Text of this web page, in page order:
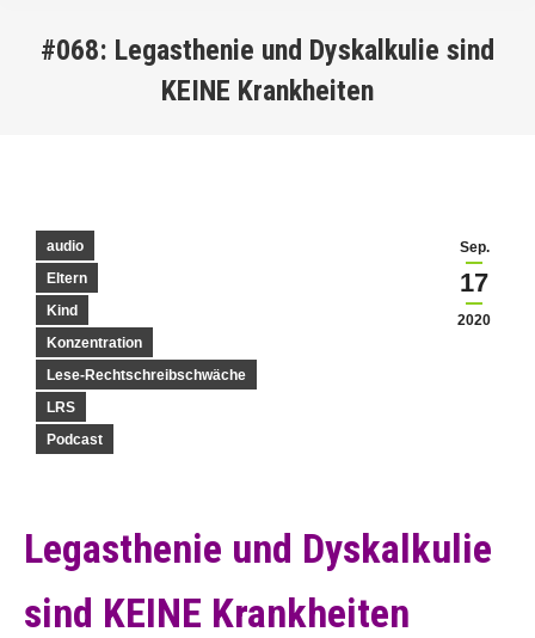
#068: Legasthenie und Dyskalkulie sind
KEINE Krankheiten
Sep.
17
2020
audio
Eltern
Kind
Konzentration
Lese-Rechtschreibschwäche
LRS
Podcast
Legasthenie und Dyskalkulie
sind KEINE Krankheiten